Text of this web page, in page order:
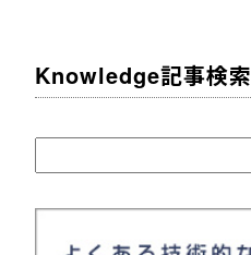
Knowledge記事検索